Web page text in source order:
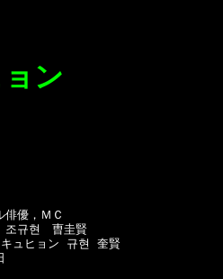
ン
優，ＭＣ
조규현　曺圭賢
ュヒョン 규현 奎賢